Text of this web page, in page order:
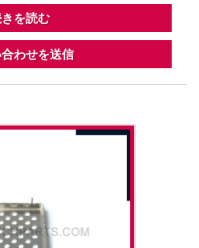
を読む
わせを送信